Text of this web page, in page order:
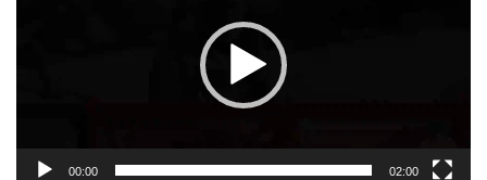
00:00 02:00